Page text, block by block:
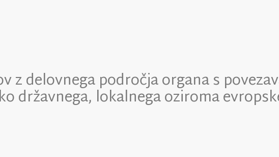
z delovnega področja organa s
državnega, lokalnega oziroma